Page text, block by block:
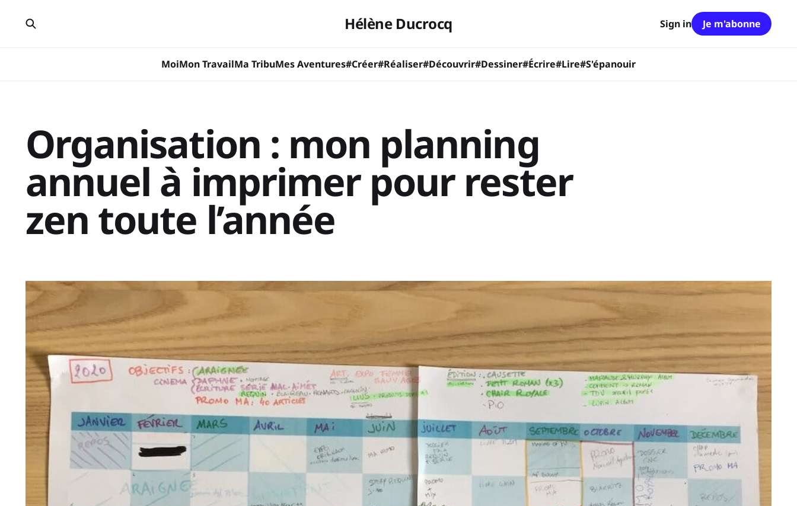
Hélène Ducrocq
MoiMon TravailMa TribuMes Aventures#Créer#Réaliser#Découvrir#Dessiner#Écrire#Lire#S'épanouir
Sign in Je m'abonne
Organisation : mon planning
annuel à imprimer pour rester
zen toute l’année